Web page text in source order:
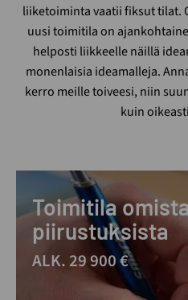
liiketoiminta vaatii fiksut tilat.
uusi toimitila on
helposti liikkeelle näillä
monenlaisia ideamalleja.
kerro meille toiveesi, niin
kuin
Toimitila
piirustuksista
ALK. 29 900 €